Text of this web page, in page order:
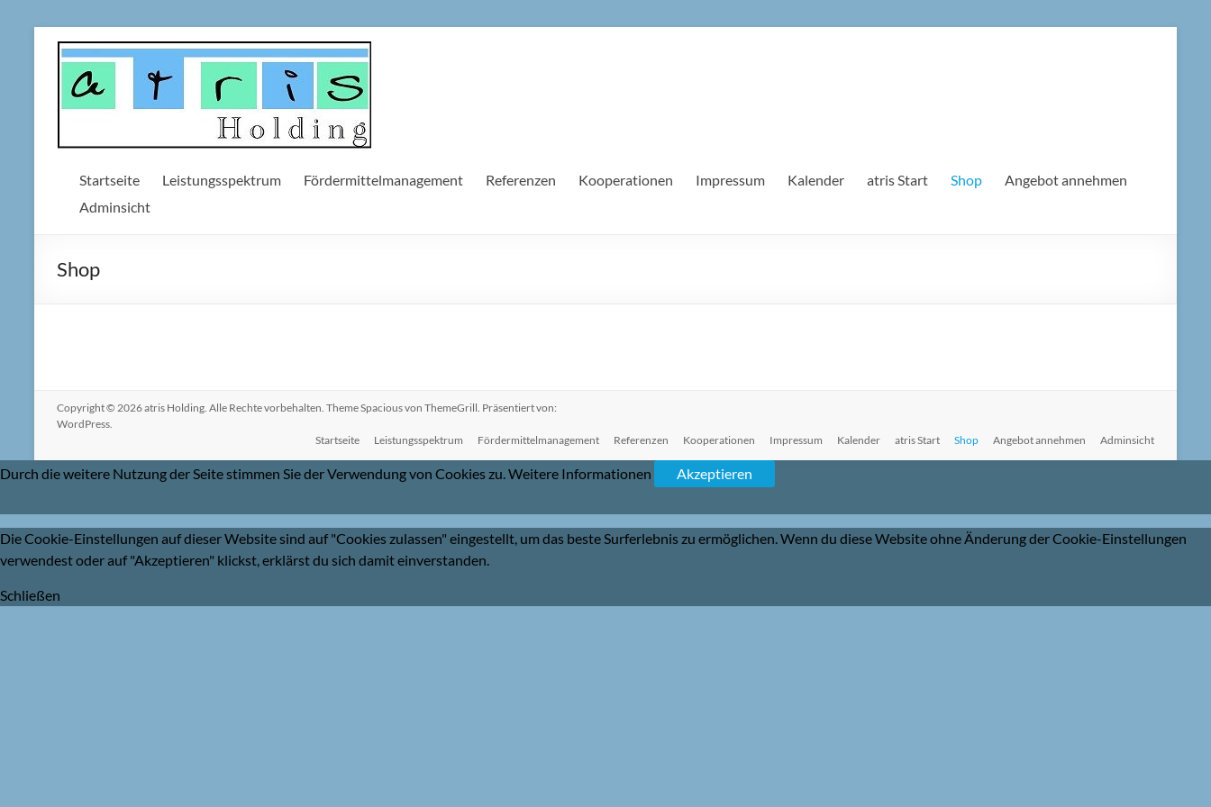
Inhalt
springen
atris
Holding
haftungsbeschränkt
Startseite
Leistungsspektrum Fördermittelmanagement Referenzen Kooperationen Impressum Kalender atris Start Shop
Angebot annehmen
Adminsicht
Shop
Copyright © 2026atris Holding. Alle Rechte vorbehalten. ThemeSpaciousvon ThemeGrill. Präsentiert von:
WordPress.
Startseite
Leistungsspektrum Fördermittelmanagement Referenzen Kooperationen Impressum Kalender atris Start Shop Angebot annehmen Adminsicht
Durch die weitere Nutzung der Seite stimmen Sie der Verwendung von Cookies zu.Weitere Informationen Akzeptieren
Die Cookie-Einstellungen auf dieser Website sind auf "Cookies zulassen" eingestellt, um das beste Surferlebnis zu ermöglichen. Wenn du diese Website ohne Änderung der Cookie-Einstellungen
verwendest oder auf "Akzeptieren" klickst, erklärst du sich damit einverstanden.
Schließen